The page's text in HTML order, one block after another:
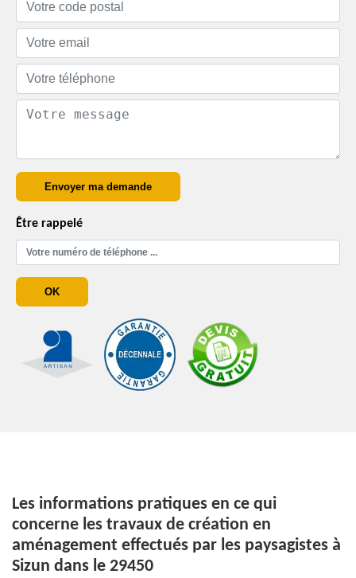
Être rappelé
Les informations pratiques en ce qui
concerne les travaux de création en
aménagement effectués par les paysagistes à
Sizun dans le 29450